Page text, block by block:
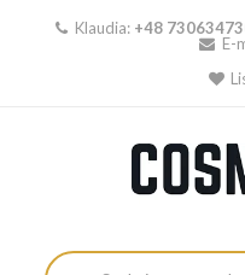
Klaudia: +48
E-